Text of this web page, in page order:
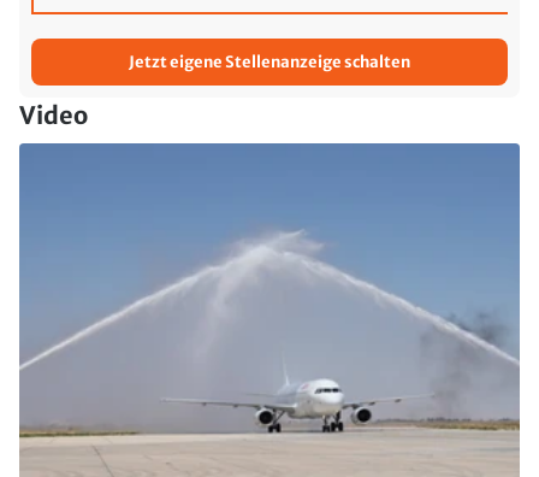
Jetzt eigene Stellenanzeige schalten
Video